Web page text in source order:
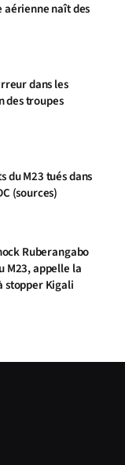
aérienne naît des
dans les
des troupes
du M23 tués dans
(sources)
Ruberangabo
M23, appelle la
stopper Kigali